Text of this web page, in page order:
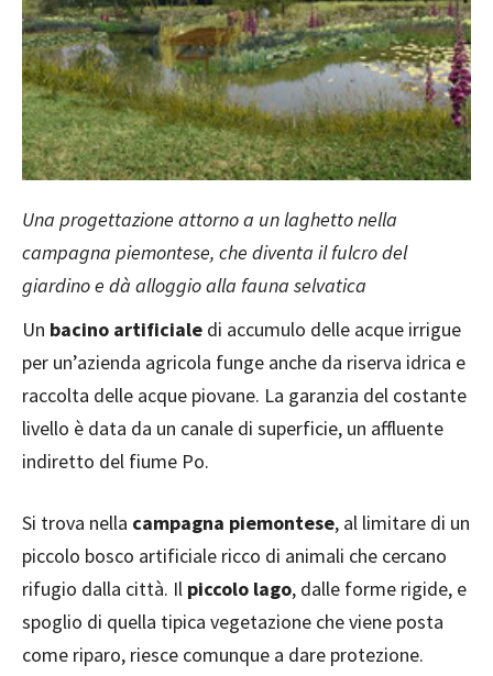
Una progettazione attorno a un laghetto nella
campagna piemontese, che diventa il fulcro del
giardino e dà alloggio alla fauna selvatica
Un bacino artificiale di accumulo delle acque irrigue
per un’azienda agricola funge anche da riserva idrica e
raccolta delle acque piovane. La garanzia del costante
livello è data da un canale di superficie, un affluente
indiretto del fiume Po.
Si trova nella campagna piemontese, al limitare di un
piccolo bosco artificiale ricco di animali che cercano
rifugio dalla città. Il piccolo lago, dalle forme rigide, e
spoglio di quella tipica vegetazione che viene posta
come riparo, riesce comunque a dare protezione.